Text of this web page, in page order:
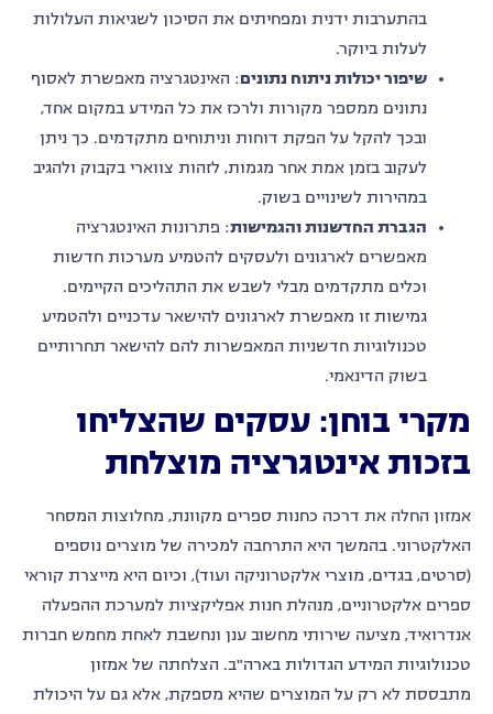
בהתערבות ידנית ומפחיתים את הסיכון לשגיאות העלולות
לעלות ביוקר.
שיפור יכולות ניתוח נתונים: האינטגרציה מאפשרת לאסוף
נתונים ממספר מקורות ולרכז את כל המידע במקום אחד,
ובכך להקל על הפקת דוחות וניתוחים מתקדמים. כך ניתן
לעקוב בזמן אמת אחר מגמות, לזהות צווארי בקבוק ולהגיב
במהירות לשינויים בשוק.
הגברת החדשנות והגמישות: פתרונות האינטגרציה
מאפשרים לארגונים ולעסקים להטמיע מערכות חדשות
וכלים מתקדמים מבלי לשבש את התהליכים הקיימים.
גמישות זו מאפשרת לארגונים להישאר עדכניים ולהטמיע
טכנולוגיות חדשניות המאפשרות להם להישאר תחרותיים
בשוק הדינאמי.
מקרי בוחן: עסקים שהצליחו
בזכות אינטגרציה מוצלחת
אמזון החלה את דרכה כחנות ספרים מקוונת, מחלוצות המסחר
האלקטרוני. בהמשך היא התרחבה למכירה של מוצרים נוספים
(סרטים, בגדים, מוצרי אלקטרוניקה ועוד), וכיום היא מייצרת קוראי
ספרים אלקטרוניים, מנהלת חנות אפליקציות למערכת ההפעלה
אנדרואיד, מציעה שירותי מחשוב ענן ונחשבת לאחת מחמש חברות
טכנולוגיות המידע הגדולות בארה"ב. הצלחתה של אמזון
מתבססת לא רק על המוצרים שהיא מספקת, אלא גם על היכולת